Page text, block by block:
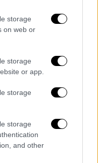
storage
on web or
storage
or app.
storage
storage
and other
αυξημένες με
καταιγίδες.
Κρήτη βαθμιαία
4
18 βαθμούς
- ΔΩΔΕΚΑΝΗΣΑ